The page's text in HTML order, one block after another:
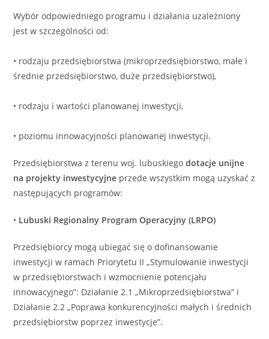
Wybór odpowiedniego programu i działania uzależniony
jest w szczególności od:
• rodzaju przedsiębiorstwa (mikroprzedsiębiorstwo, małe i
średnie przedsiębiorstwo, duże przedsiębiorstwo),
• rodzaju i wartości planowanej inwestycji,
• poziomu innowacyjności planowanej inwestycji.
Przedsiębiorstwa z terenu woj. lubuskiegodotacje unijne
na projekty inwestycyjne przede wszystkim mogą uzyskać z
następujących programów:
• Lubuski Regionalny Program Operacyjny (LRPO)
Przedsiębiorcy mogą ubiegać się o dofinansowanie
inwestycji w ramach Priorytetu II „Stymulowanie inwestycji
w przedsiębiorstwach i wzmocnienie potencjału
innowacyjnego”: Działanie 2.1 „Mikroprzedsiębiorstwa” i
Działanie 2.2 „Poprawa konkurencyjności małych i średnich
przedsiębiorstw poprzez inwestycje”.